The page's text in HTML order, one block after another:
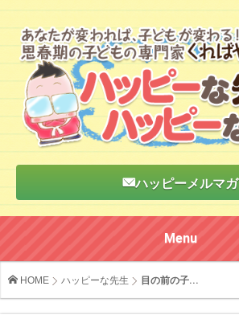
ハッピーメルマガ
Menu
HOME ハッピーな先生 目の前の子...